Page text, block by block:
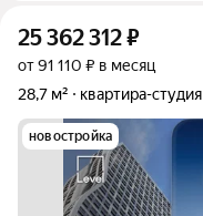
25 362 312₽
от 91 110 ₽ в месяц
28,7 м²
квартира-студия
новостройка